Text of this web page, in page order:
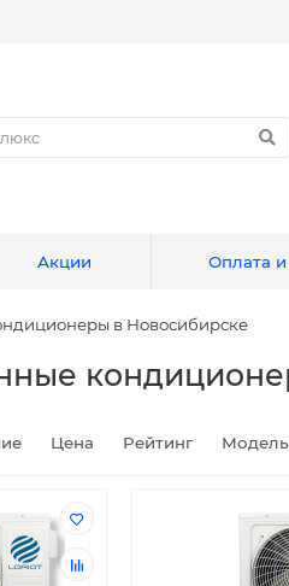
Акции Оплата и
в Новосибирске
Цена Рейтинг Модель